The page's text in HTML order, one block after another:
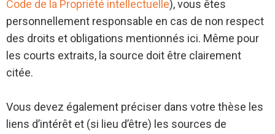
Code de la Propriété intellectuelle), vous êtes
personnellement responsable en cas de non respect
des droits et obligations mentionnés ici. Même pour
les courts extraits, la source doit être clairement
citée.
Vous devez également préciser dans votre thèse les
liens d’intérêt et (si lieu d’être) les sources de